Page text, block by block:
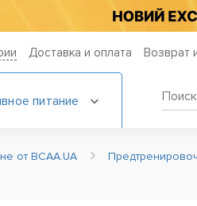
Доставка и оплата Возврат
питание
от BCAA.UA